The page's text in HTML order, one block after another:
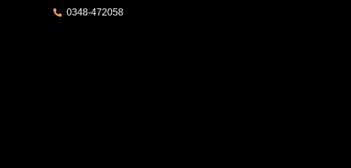
0348-472058